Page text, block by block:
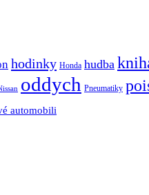
hodinky Honda hudba
oddych Pneumatiky
automobili